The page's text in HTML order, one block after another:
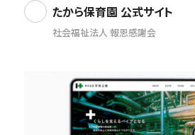
たから保育園 公式サイト
社会福祉法人 報恩感謝会